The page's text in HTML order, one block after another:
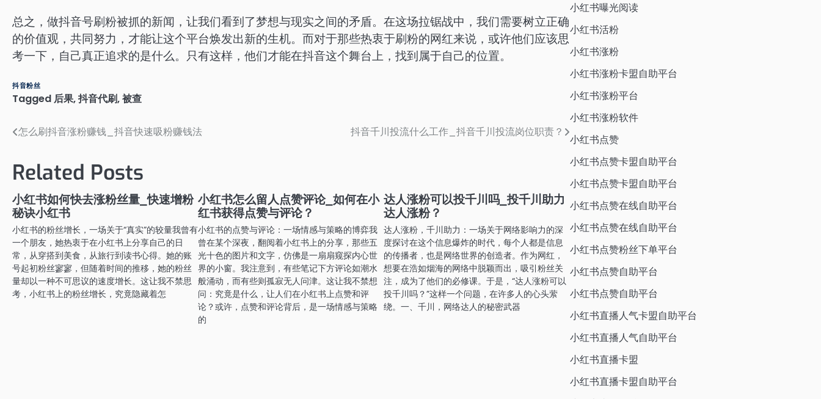
总之，做抖音号刷粉被抓的新闻，让我们看到了梦想与现实之间的矛盾。在这场拉锯战中，我们需要树立正确
的价值观，共同努力，才能让这个平台焕发出新的生机。而对于那些热衷于刷粉的网红来说，或许他们应该思
考一下，自己真正追求的是什么。只有这样，他们才能在抖音这个舞台上，找到属于自己的位置。
抖音粉丝
Tagged后果,抖音代刷,被查
文
导
航
怎么刷抖音涨粉赚钱_抖音快速吸粉赚钱法 抖音千川投流什么工作_抖音千川投流岗位职责？
Related Posts
小红书如何快去涨粉丝量_快速增粉
秘诀小红书
小红书的粉丝增长，一场关于“真实”的较量我曾有
一个朋友，她热衷于在小红书上分享自己的日
常，从穿搭到美食，从旅行到读书心得。她的账
号起初粉丝寥寥，但随着时间的推移，她的粉丝
量却以一种不可思议的速度增长。这让我不禁思
考，小红书上的粉丝增长，究竟隐藏着怎
小红书怎么留人点赞评论_如何在小
红书获得点赞与评论？
小红书的点赞与评论：一场情感与策略的博弈我
曾在某个深夜，翻阅着小红书上的分享，那些五
光十色的图片和文字，仿佛是一扇扇窥探内心世
界的小窗。我注意到，有些笔记下方评论如潮水
般涌动，而有些则孤寂无人问津。这让我不禁想
问：究竟是什么，让人们在小红书上点赞和评
论？或许，点赞和评论背后，是一场情感与策略
的
达人涨粉可以投千川吗_投千川助力
达人涨粉？
达人涨粉，千川助力：一场关于网络影响力的深
度探讨在这个信息爆炸的时代，每个人都是信息
的传播者，也是网络世界的创造者。作为网红，
想要在浩如烟海的网络中脱颖而出，吸引粉丝关
注，成为了他们的必修课。于是，“达人涨粉可以
投千川吗？”这样一个问题，在许多人的心头萦
绕。一、千川，网络达人的秘密武器
小红书曝光阅读
小红书活粉
小红书涨粉
小红书涨粉卡盟自助平台
小红书涨粉平台
小红书涨粉软件
小红书点赞
小红书点赞卡盟自助平台
小红书点赞卡盟自助平台
小红书点赞在线自助平台
小红书点赞在线自助平台
小红书点赞粉丝下单平台
小红书点赞自助平台
小红书点赞自助平台
小红书直播人气卡盟自助平台
小红书直播人气自助平台
小红书直播卡盟
小红书直播卡盟自助平台